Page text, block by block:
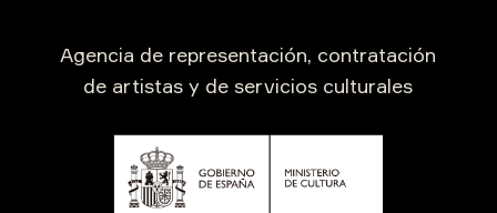
Agencia de representación, contratación
de artistas y de servicios culturales